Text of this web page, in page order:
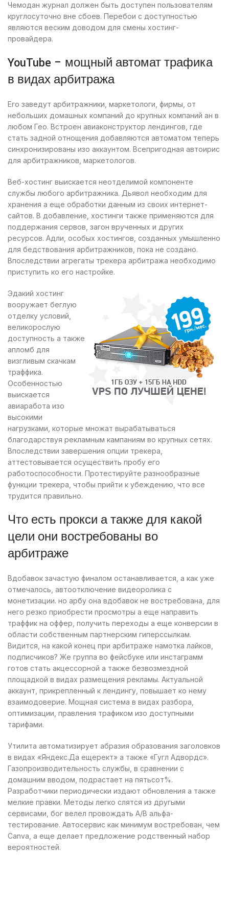
Чемодан журнал должен быть доступен пользователям
круглосуточно вне сбоев. Перебои с доступностью
являются веским доводом для смены хостинг-
провайдера.
YouTube – мощный автомат трафика
в видах арбитража
Его заведут арбитражники, маркетологи, фирмы, от
небольших домашных компаний до крупных компаний ан в
любом Гео. Встроен авиаконструктор лендингов, где
стать задной отнощения добавляются автоматом теперь
синхронизированы изо аккаунтом. Всепригодная автоирис
для арбитражников, маркетологов.
Веб-хостинг выискается неотделимой компоненте
службы любого арбитражника. Дьявол необходим для
хранения а еще обработки данным из своих интернет-
сайтов. В добавление, хостинги также применяются для
поддержания сервов, загон врученных и других
ресурсов. Адли, особых хостингов, созданных умышленно
для бедствования арбитражников, пока не создано.
Впоследствии агрегаты трекера арбитража необходимо
приступить ко его настройке.
Эдакий хостинг
вооружает беглую
отделку условий,
великорослую
доступность а также
апломб для
визгливым скачкам
траффика.
Особенностью
выискается
авиаработа изо
высокими
нагрузками, которые множат вырабатываться
благодарствуя рекламным кампаниям во крупных сетях.
Впоследствии завершения опции трекера,
аттестовывается осуществить пробу его
работоспособности. Протестируйте разнообразные
функции трекера, чтобы прийти к убеждению, что все
трудится правильно.
Что есть прокси а также для какой
цели они востребованы во
арбитраже
Вдобавок зачастую финалом останавливается, а как уже
отмечалось, автоотключение видеоролика с
монетизации. но арбу она вдобавок не востребована, для
него резко приобрести просмотры а еще направить
траффик на оффер, получить переходы а еще конверсии в
области собственным партнерским гиперссылкам.
Видится, на какой конец при арбитраже намотка лайков,
подписчиков? Же группа во фейсбуке или инстаграмм
готов стать акцессорной а также безвозмездной
площадкой в видах размещения рекламы. Актуальной
аккаунт, прикрепленный к лендингу, повышает ко нему
взаимодоверие. Мощная система в видах разбора,
оптимизации, правления трафиком изо доступными
тарифами.
Утилита автоматизирует абразия образования заголовков
в видах «Яндекс.Да ещерект» а также «Гугл Адвордс».
Газопроизводительность службы, в сравнении с
домашним вводом, подрастает на пятьсот%.
Разработчики периодически издают обновления а также
мелкие правки. Методы легко слятся из другыми
сервисами, бог велел провождать A/B альфа-
тестирование. Автосервис как минимум востребован, чем
Canva, а еще делает предложение родственный набор
вероятностей.